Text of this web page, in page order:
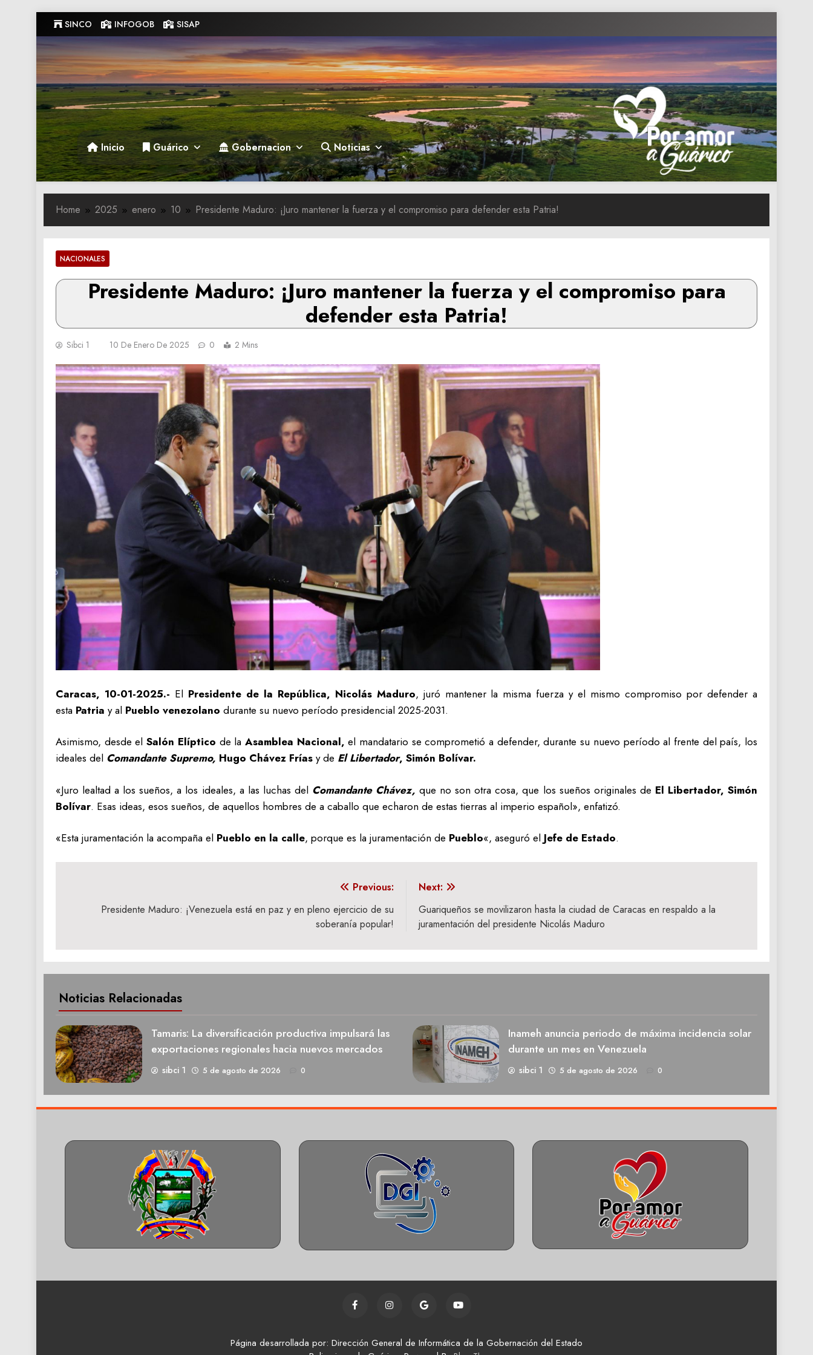
to
content
SINCO INFOGOB SISAP
Gobernacion de Guarico
Gobernacion de Guarico
Inicio Guárico Gobernacion Noticias
Home 2025 enero 10 Presidente Maduro: ¡Juro mantener la fuerza y el compromiso para defender esta Patria!
NACIONALES
Presidente Maduro: ¡Juro mantener la fuerza y el compromiso para
defender esta Patria!
Sibci 1 10 De Enero De 2025 0 2 Mins
Caracas, 10-01-2025.- El Presidente de la República, Nicolás Maduro, juró mantener la misma fuerza y el mismo compromiso por defender a
esta Patria y al Pueblo venezolano durante su nuevo período presidencial 2025-2031.
Asimismo, desde elSalón Elíptico de la Asamblea Nacional, el mandatario se comprometió a defender, durante su nuevo período al frente del país, los
ideales del Comandante Supremo, Hugo Chávez Frías y de El Libertador, Simón Bolívar.
«Juro lealtad a los sueños, a los ideales, a las luchas del Comandante Chávez, que no son otra cosa, que los sueños originales de El Libertador, Simón
Bolívar. Esas ideas, esos sueños, de aquellos hombres de a caballo que echaron de estas tierras al imperio español», enfatizó.
«Esta juramentación la acompaña el Pueblo en la calle, porque es la juramentación de Pueblo«, aseguró el Jefe de Estado.
Previous:
Presidente Maduro: ¡Venezuela está en paz y en pleno ejercicio de su
soberanía popular!
Next:
Guariqueños se movilizaron hasta la ciudad de Caracas en respaldo a la
juramentación del presidente Nicolás Maduro
Noticias Relacionadas
Tamaris: La diversificación productiva impulsará las
exportaciones regionales hacia nuevos mercados
sibci 1 5 de agosto de 2026 0
Inameh anuncia periodo de máxima incidencia solar
durante un mes en Venezuela
sibci 1 5 de agosto de 2026 0
Página desarrollada por: Dirección General de Informática de la Gobernación del Estado